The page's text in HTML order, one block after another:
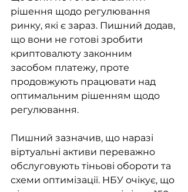
рішення щодо регулювання
ринку, які є зараз. Пишний додав,
що вони не готові зробити
криптовалюту законним
засобом платежу, проте
продовжують працювати над
оптимальним рішенням щодо
регулювання.
Пишний зазначив, що наразі
віртуальні активи переважно
обслуговують тіньові обороти та
схеми оптимізації. НБУ очікує, що